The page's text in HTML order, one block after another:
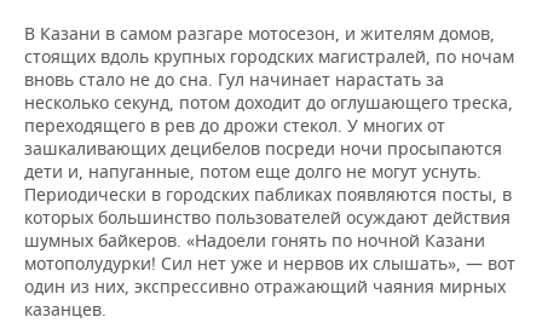
В Казани в самом разгаре мотосезон, и жителям домов,
стоящих вдоль крупных городских магистралей, по ночам
вновь стало не до сна. Гул начинает нарастать за
несколько секунд, потом доходит до оглушающего треска,
переходящего в рев до дрожи стекол. У многих от
зашкаливающих децибелов посреди ночи просыпаются
дети и, напуганные, потом еще долго не могут уснуть.
Периодически в городских пабликах появляются посты, в
которых большинство пользователей осуждают действия
шумных байкеров. «Надоели гонять по ночной Казани
мотополудурки! Сил нет уже и нервов их слышать», — вот
один из них, экспрессивно отражающий чаяния мирных
казанцев.